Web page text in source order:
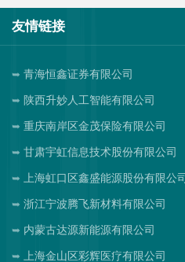
友情链接
青海恒鑫证券有限公司
陕西升妙人工智能有限公司
重庆南岸区金茂保险有限公司
甘肃宇虹信息技术股份有限公司
上海虹口区鑫盛能源股份有限公司
浙江宁波腾飞新材料有限公司
内蒙古达源新能源有限公司
上海金山区彩辉医疗有限公司